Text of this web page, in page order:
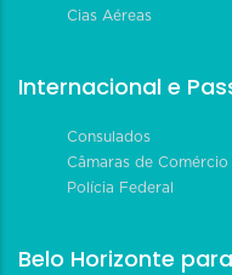
Cias Aéreas
Internacional e
Consulados
Câmaras de Comércio
Polícia Federal
Belo Horizonte